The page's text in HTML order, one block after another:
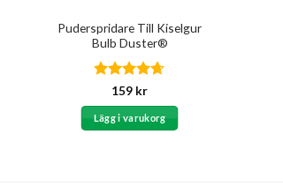
Puderspridare Till Kiselgur
Bulb Duster®
Betygsatt
4.67av 5
159 kr
Lägg i varukorg